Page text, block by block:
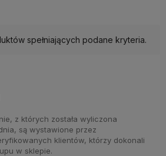
spełniających podane kryteria.
z których została wyliczona
są wystawione przez
klientów, którzy dokonali
w sklepie.